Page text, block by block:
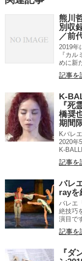
熊川
別収
／前
2019年
『カ
めに新
記事を
K-
『死
橋奨
期間
Kバレ
2020年
K-
記事を
バレ
rayを
バレエ
絶技巧
演目で
記事を
『ダ